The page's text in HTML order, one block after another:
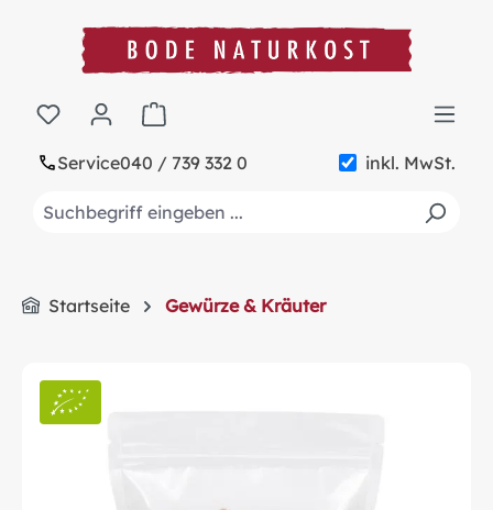
springen
Service040 / 739 332 0 inkl. MwSt.
Warenkorb enthält 0 Positionen. Der
Startseite Gewürze & Kräuter
Bildergalerie überspringen